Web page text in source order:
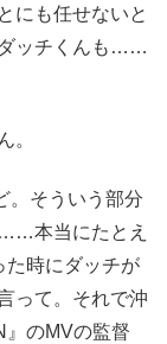
にも任せないと
ダッチくんも……
。
。そういう部分
本当にたとえ
た時にダッチが
って。それで沖
』のMVの監督